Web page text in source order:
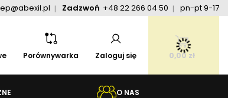
Zadzwoń +48 22 266 04 50 pn-pt 9-17
Porównywarka Zaloguj się 0,00 zł
O NAS